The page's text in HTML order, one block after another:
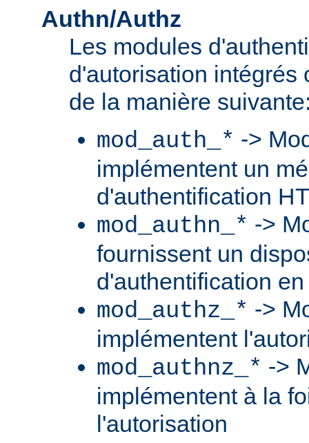
Authn/Authz
Les modules
d'autorisation intégrés
de la manière
mod_auth_* ->
implémentent un
d'authentification
mod_authn_* ->
fournissent un
d'authentification
mod_authz_* ->
implémentent
mod_authnz_* ->
implémentent à la
l'autorisation